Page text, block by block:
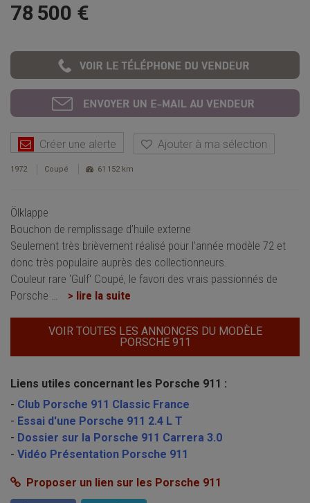
78 500 €
Créer une alerte Ajouter à ma sélection
1972 Coupé 61 152 km
Ölklappe
Bouchon de remplissage d’huile externe
Seulement très brièvement réalisé pour l’année modèle 72 et
donc très populaire auprès des collectionneurs.
Couleur rare 'Gulf' Coupé, le favori des vrais passionnés de
Porsche … > lire la suite
VOIR TOUTES LES ANNONCES DU MODÈLE
PORSCHE 911
Liens utiles concernant les Porsche 911 :
- Club Porsche 911 Classic France
- Essai d'une Porsche 911 2.4 L T
- Dossier sur la Porsche 911 Carrera 3.0
- Vidéo Présentation Porsche 911
Proposer un lien sur les Porsche 911